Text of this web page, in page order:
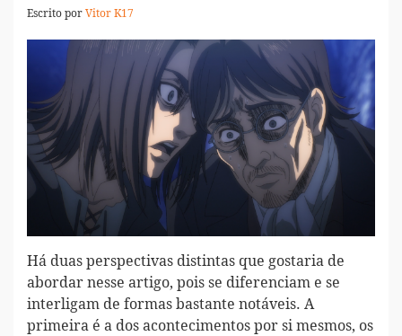
Escrito porVitor K17
Há duas perspectivas distintas que gostaria de
abordar nesse artigo, pois se diferenciam e se
interligam de formas bastante notáveis. A
primeira é a dos acontecimentos por si mesmos, os